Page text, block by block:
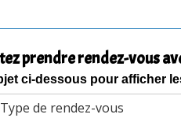
prendre rendez-vous
ci-dessous pour afficher
Type de rendez-vous